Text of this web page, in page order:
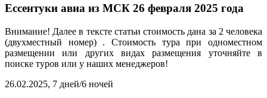
Ессентуки авиа из МСК 26 февраля 2025 года
Внимание! Далее в тексте статьи стоимость дана за 2 человека
(двухместный номер) . Стоимость тура при одноместном
размещении или других видах размещения уточняйте в
поиске туров или у наших менеджеров!
26.02.2025, 7 дней/6 ночей